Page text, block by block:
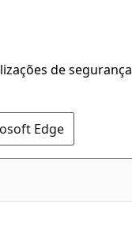
de segurança
Edge